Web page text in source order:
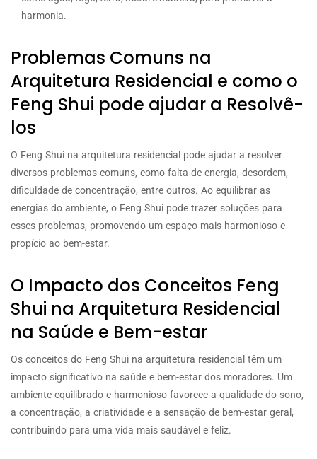
harmonia.
Problemas Comuns na
Arquitetura Residencial e como o
Feng Shui pode ajudar a Resolvê-
los
O Feng Shui na arquitetura residencial pode ajudar a resolver
diversos problemas comuns, como falta de energia, desordem,
dificuldade de concentração, entre outros. Ao equilibrar as
energias do ambiente, o Feng Shui pode trazer soluções para
esses problemas, promovendo um espaço mais harmonioso e
propício ao bem-estar.
O Impacto dos Conceitos Feng
Shui na Arquitetura Residencial
na Saúde e Bem-estar
Os conceitos do Feng Shui na arquitetura residencial têm um
impacto significativo na saúde e bem-estar dos moradores. Um
ambiente equilibrado e harmonioso favorece a qualidade do sono,
a concentração, a criatividade e a sensação de bem-estar geral,
contribuindo para uma vida mais saudável e feliz.